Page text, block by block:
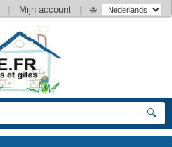
| Mijn account | 🌐
🔍